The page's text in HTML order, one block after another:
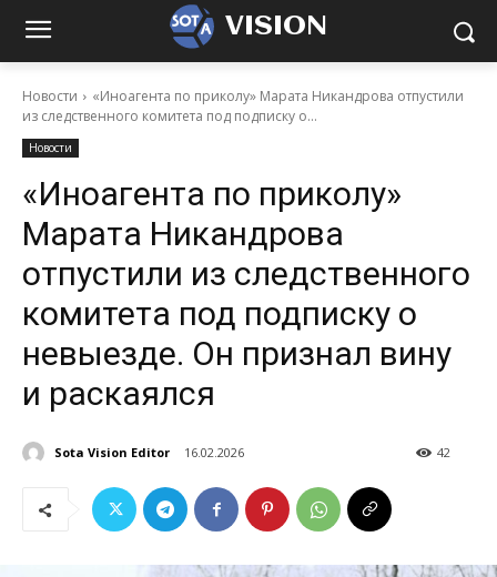
VISION
Новости
«Иноагента по приколу» Марата Никандрова отпустили
из следственного комитета под подписку о...
Новости
«Иноагента по приколу»
Марата Никандрова
отпустили из следственного
комитета под подписку о
невыезде. Он признал вину
и раскаялся
Sota Vision Editor 16.02.2026 42